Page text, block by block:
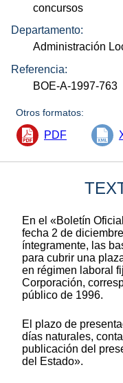
concursos
Departamento:
Administración
Referencia:
BOE-A-1997-763
Otros formatos:
PDF
En el «Boletín
fecha 2 de
íntegramente, las
para cubrir una
en régimen laboral
Corporación,
público de 1996.
El plazo de
días naturales,
publicación del
del Estado».